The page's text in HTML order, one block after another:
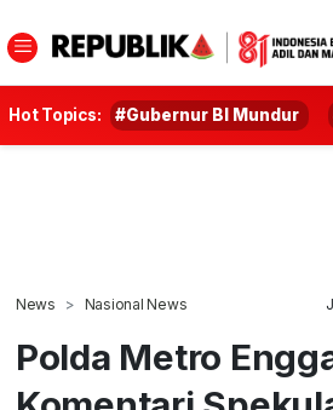
Hot Topics: #Gubernur BI Mundur
News Nasional News
Polda Metro